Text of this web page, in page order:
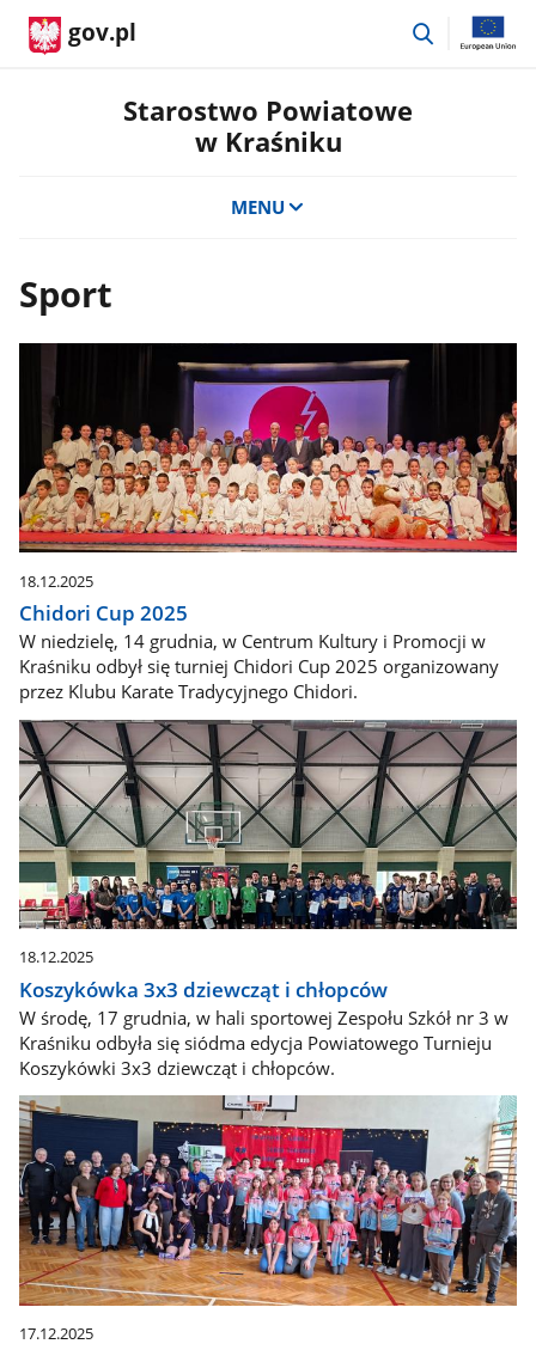
gov.pl
przejdź
Starostwo Powiatowe
w Kraśniku
MENU
Sport
18.12.2025
Chidori Cup 2025
W niedzielę, 14 grudnia, w Centrum Kultury i Promocji w
Kraśniku odbył się turniej Chidori Cup 2025 organizowany
przez Klubu Karate Tradycyjnego Chidori.
18.12.2025
Koszykówka 3x3 dziewcząt i chłopców
W środę, 17 grudnia, w hali sportowej Zespołu Szkół nr 3 w
Kraśniku odbyła się siódma edycja Powiatowego Turnieju
Koszykówki 3x3 dziewcząt i chłopców.
17.12.2025